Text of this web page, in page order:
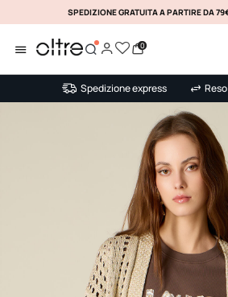
SPEDIZIONE GRATUITA A PARTIRE DA
0
Spedizione express